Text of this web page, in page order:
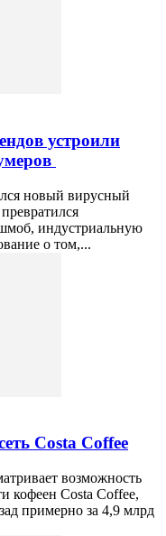
устроили
новый вирусный
индустриальную
о том,...
Costa Coffee
возможность
кофеен Costa Coffee,
примерно за 4,9 млрд